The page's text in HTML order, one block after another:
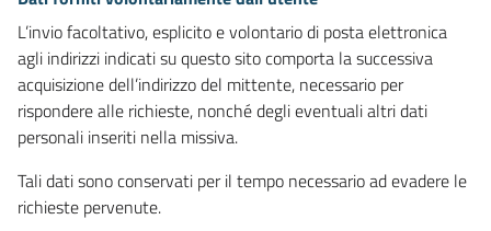
L’invio facoltativo, esplicito e volontario di posta elettronica
agli indirizzi indicati su questo sito comporta la successiva
acquisizione dell’indirizzo del mittente, necessario per
rispondere alle richieste, nonché degli eventuali altri dati
personali inseriti nella missiva.
Tali dati sono conservati per il tempo necessario ad evadere le
richieste pervenute.